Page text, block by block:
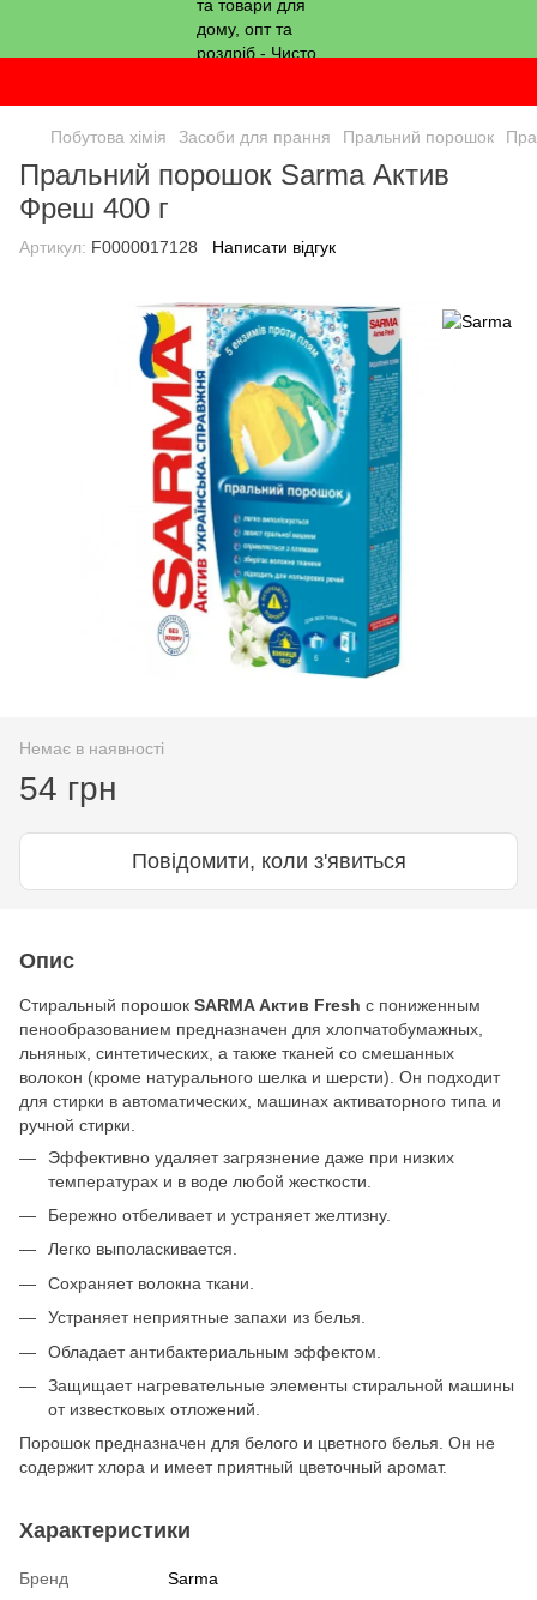
Побутова хімія Засоби для прання Пральний порошок
Пральний порошок Sarma Актив
Фреш 400 г
Артикул: F0000017128 Написати відгук
Немає в наявності
54 грн
Повідомити, коли з'явиться
Опис
Стиральный порошок SARMA Актив Fresh с пониженным
пенообразованием предназначен для хлопчатобумажных,
льняных, синтетических, а также тканей со смешанных
волокон (кроме натурального шелка и шерсти). Он подходит
для стирки в автоматических, машинах активаторного типа и
ручной стирки.
Эффективно удаляет загрязнение даже при низких
температурах и в воде любой жесткости.
Бережно отбеливает и устраняет желтизну.
Легко выполаскивается.
Сохраняет волокна ткани.
Устраняет неприятные запахи из белья.
Обладает антибактериальным эффектом.
Защищает нагревательные элементы стиральной машины
от известковых отложений.
Порошок предназначен для белого и цветного белья. Он не
содержит хлора и имеет приятный цветочный аромат.
Характеристики
Бренд
Sarma